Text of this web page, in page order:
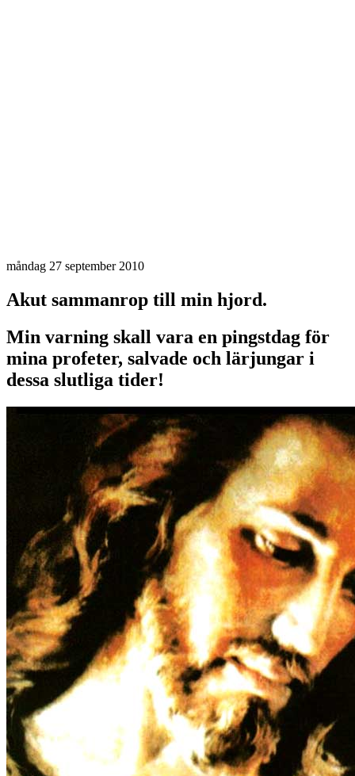
måndag 27 september 2010
Akut sammanrop till min hjord.
Min varning skall vara en pingstdag för
mina profeter, salvade och lärjungar i
dessa slutliga tider!